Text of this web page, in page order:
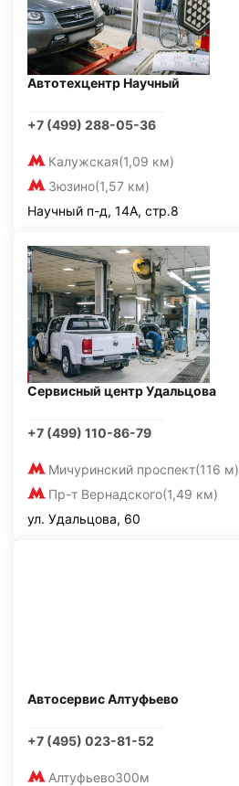
Автотехцентр Научный
+7 (499) 288-05-36
Калужская(1,09 км)
Зюзино(1,57 км)
Научный п-д, 14А, стр.8
Сервисный центр Удальцова
+7 (499) 110-86-79
Мичуринский проспект(116 м)
Пр-т Вернадского(1,49 км)
ул. Удальцова, 60
Автосервис Алтуфьево
+7 (495) 023-81-52
Алтуфьево300м